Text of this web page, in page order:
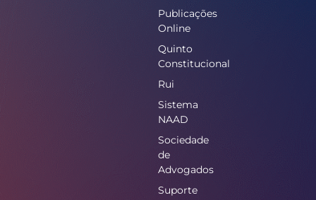
Publicações
Online
Quinto
Constitucional
Rui
Sistema
NAAD
Sociedade
de
Advogados
Suporte